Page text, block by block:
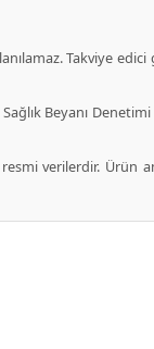
Takviye
Beyanı
verilerdir. Ürün